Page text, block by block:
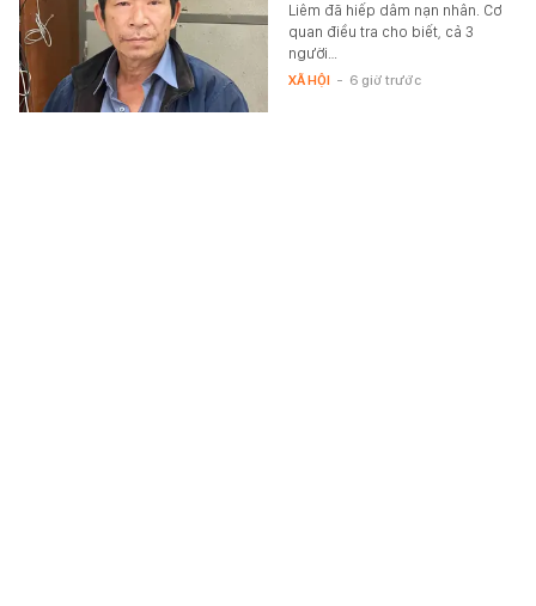
Liêm đã hiếp dâm nạn nhân. Cơ
quan điều tra cho biết, cả 3
người…
XÃ HỘI - 6 giờ trước